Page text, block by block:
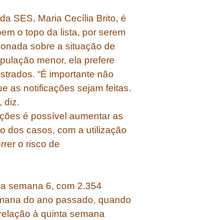
SES, Maria Cecília Brito, é
o topo da lista, por serem
sobre a situação de
menor, ela prefere
“É importante não
as notificações sejam feitas.
diz.
é possível aumentar as
dos casos, com a utilização
o risco de
semana 6, com 2.354
do ano passado, quando
à quinta semana